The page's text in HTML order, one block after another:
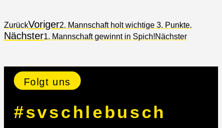
ZurückVoriger2. Mannschaft holt wichtige 3. Punkte.
Nächster1. Mannschaft gewinnt in Spich!Nächster
Folgt uns
#svschlebusch